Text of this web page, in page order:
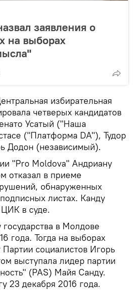
заявления о
на выборах
избирательная
четверых кандидатов
Усатый ("Наша
("Платформа DA"), Тудор
Додон (независимый).
"Pro Moldova" Андриану
отказал в приеме
обнаруженных
листах. Канду
в суде.
в Молдове
года. Тогда на выборах
социалистов Игорь
выступала лидер партии
(PAS) Майя Санду.
23 декабря 2016 года.